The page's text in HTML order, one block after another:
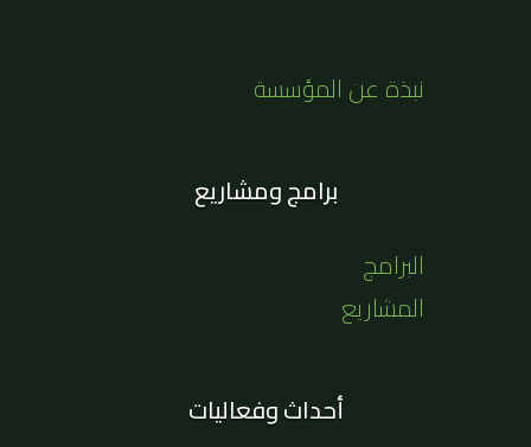
نبذة عن المؤسسة
برامج ومشاريع
البرامج
المشاريع
أحداث وفعاليات